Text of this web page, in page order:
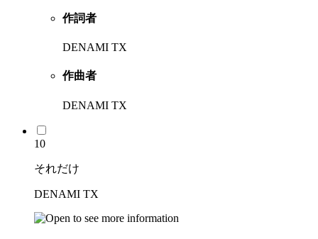
作詞者
DENAMI TX
作曲者
DENAMI TX
10
それだけ
DENAMI TX